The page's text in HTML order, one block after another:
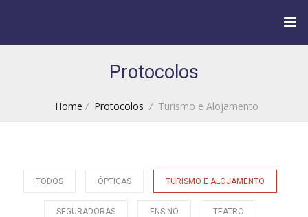
Protocolos
Home / Protocolos /Turismo e Alojamento
TODOS ÓPTICAS TURISMO E ALOJAMENTO
SEGURADORAS ENSINO TEATRO